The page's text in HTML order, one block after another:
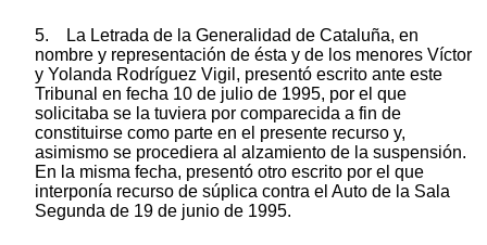
5. La Letrada de la Generalidad de Cataluña, en
nombre y representación de ésta y de los menores Víctor
y Yolanda Rodríguez Vigil, presentó escrito ante este
Tribunal en fecha 10 de julio de 1995, por el que
solicitaba se la tuviera por comparecida a fin de
constituirse como parte en el presente recurso y,
asimismo se procediera al alzamiento de la suspensión.
En la misma fecha, presentó otro escrito por el que
interponía recurso de súplica contra el Auto de la Sala
Segunda de 19 de junio de 1995.